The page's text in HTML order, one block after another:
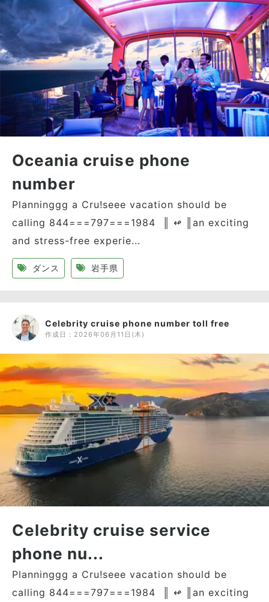
Oceania cruise phone
number
Planninggg a Cru!seee vacation should be
calling 844===797===1984 ║ ↫ ║an exciting
and stress-free experie...
ダンス 岩手県
Celebrity cruise phone number toll free
作成日： 2026年06月11日(木)
Celebrity cruise service
phone nu...
Planninggg a Cru!seee vacation should be
calling 844===797===1984 ║ ↫ ║an exciting